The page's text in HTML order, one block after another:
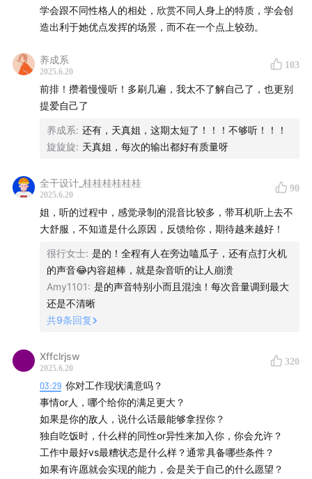
在一段关系里扮演主导位置，让自己成为发现问题
10:24 Q2- 30岁的综艺编导考虑转行，该从哪些方面找到
新的工作方向；
理解所处行业的生命周期与本质——是谁在决定行业
走向？
13:18 每个人都具备工作能力和生活能力，找到技能背后的
能力并与行业对应；
放下拥有的成果，人敢于去竞争才是一件有意义的
把工作当成对自己的训练和学习的过程，而不仅仅设
定为一个结果；
转岗并发展自媒体副业；
自媒体做得好，通常是因为具备强烈个人魅力和表
达欲望；
保持真实的分享，做自己真正热爱的事情才可能成
学会跟不同性格人的相处，欣赏不同人身上的特质，学会创
造出利于她优点发挥的场景，而不在一个点上较劲。
养成系
2025.6.20
103
前排！攒着慢慢听！多刷几遍，我太不了解自己了，也更别
提爱自己了
养成系: 还有，天真姐，这期太短了！！！不够听！！！
旋旋旋: 天真姐，每次的输出都好有质量呀
全干设计_桂桂桂桂桂桂
2025.6.20
90
姐，听的过程中，感觉录制的混音比较多，带耳机听上去不
大舒服，不知道是什么原因，反馈给你，期待越来越好！
很行女士: 是的！全程有人在旁边嗑瓜子，还有点打火机
的声音😂内容超棒，就是杂音听的让人崩溃
Amy1101: 是的声音特别小而且混浊！每次音量调到最大
还是不清晰
共9条回复
Xffclrjsw
2025.6.20
320
03:29 你对工作现状满意吗？
事情or人，哪个给你的满足更大？
如果是你的敌人，说什么话最能够拿捏你？
独自吃饭时，什么样的同性or异性来加入你，你会允许？
工作中最好vs最糟状态是什么样？通常具备哪些条件？
如果有许愿就会实现的能力，会是关于自己的什么愿望？